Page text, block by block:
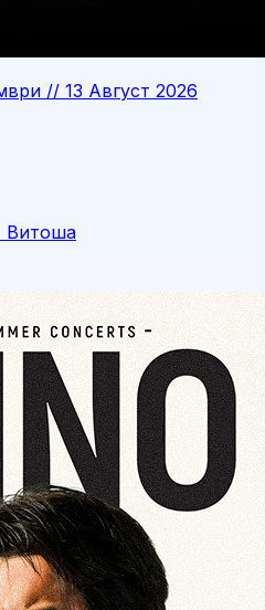
// 13 Август 2026
Витоша